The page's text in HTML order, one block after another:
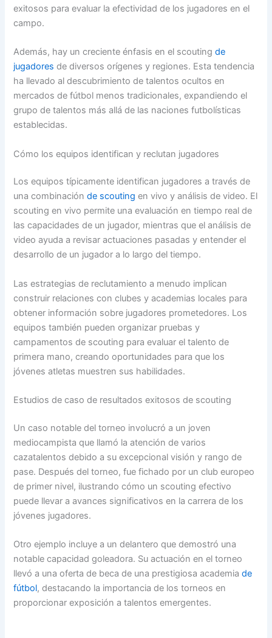
exitosos para evaluar la efectividad de los jugadores en el
campo.
Además, hay un creciente énfasis en el scoutingde
jugadores de diversos orígenes y regiones. Esta tendencia
ha llevado al descubrimiento de talentos ocultos en
mercados de fútbol menos tradicionales, expandiendo el
grupo de talentos más allá de las naciones futbolísticas
establecidas.
Cómo los equipos identifican y reclutan jugadores
Los equipos típicamente identifican jugadores a través de
una combinaciónde scouting en vivo y análisis de video. El
scouting en vivo permite una evaluación en tiempo real de
las capacidades de un jugador, mientras que el análisis de
video ayuda a revisar actuaciones pasadas y entender el
desarrollo de un jugador a lo largo del tiempo.
Las estrategias de reclutamiento a menudo implican
construir relaciones con clubes y academias locales para
obtener información sobre jugadores prometedores. Los
equipos también pueden organizar pruebas y
campamentos de scouting para evaluar el talento de
primera mano, creando oportunidades para que los
jóvenes atletas muestren sus habilidades.
Estudios de caso de resultados exitosos de scouting
Un caso notable del torneo involucró a un joven
mediocampista que llamó la atención de varios
cazatalentos debido a su excepcional visión y rango de
pase. Después del torneo, fue fichado por un club europeo
de primer nivel, ilustrando cómo un scouting efectivo
puede llevar a avances significativos en la carrera de los
jóvenes jugadores.
Otro ejemplo incluye a un delantero que demostró una
notable capacidad goleadora. Su actuación en el torneo
llevó a una oferta de beca de una prestigiosa academiade
fútbol, destacando la importancia de los torneos en
proporcionar exposición a talentos emergentes.